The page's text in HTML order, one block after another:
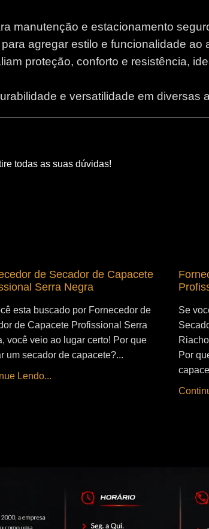
manutenção e estacionamento
agregar estilo e funcionalidade ao
proteção, conforto e resistência,
e versatilidade em diversas
todas as suas dúvidas!
de Secador de Capacete
Serra Negra
esta buscado por Fornecedor de
de Capacete Profissional Serra
você veio ao lugar certo! Por que
um secador de capacete?...
Lendo...
Se
Por